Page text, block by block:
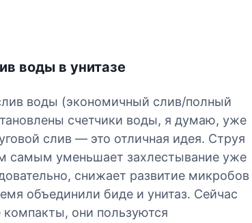
воды в унитазе
воды (экономичный слив/полный
счетчики воды, я думаю, уже
слив — это отличная идея. Струя
самым уменьшает захлестывание уже
снижает развитие микробов
объединили биде и унитаз. Сейчас
они пользуются